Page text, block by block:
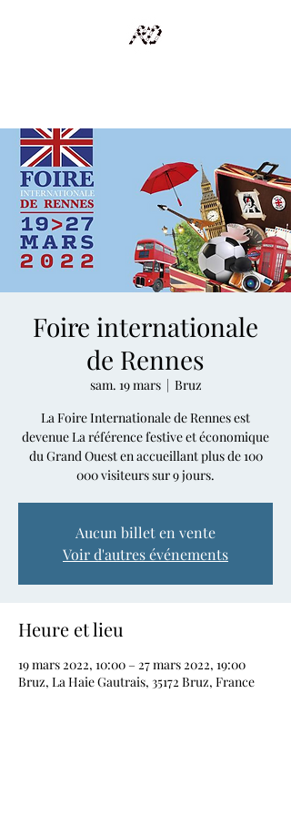
Foire internationale
de Rennes
sam. 19 mars
  |
Bruz
La Foire Internationale de Rennes est
devenue La référence festive et économique
du Grand Ouest en accueillant plus de 100
000 visiteurs sur 9 jours.
Aucun billet en vente
Voir d'autres événements
Heure et lieu
19 mars 2022, 10:00 – 27 mars 2022, 19:00
Bruz, La Haie Gautrais, 35172 Bruz, France